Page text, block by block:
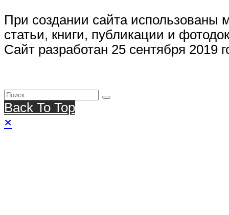
При создании сайта
статьи, книги, публикации и
Сайт разработан 25 сентября 2019
Back To Top
×